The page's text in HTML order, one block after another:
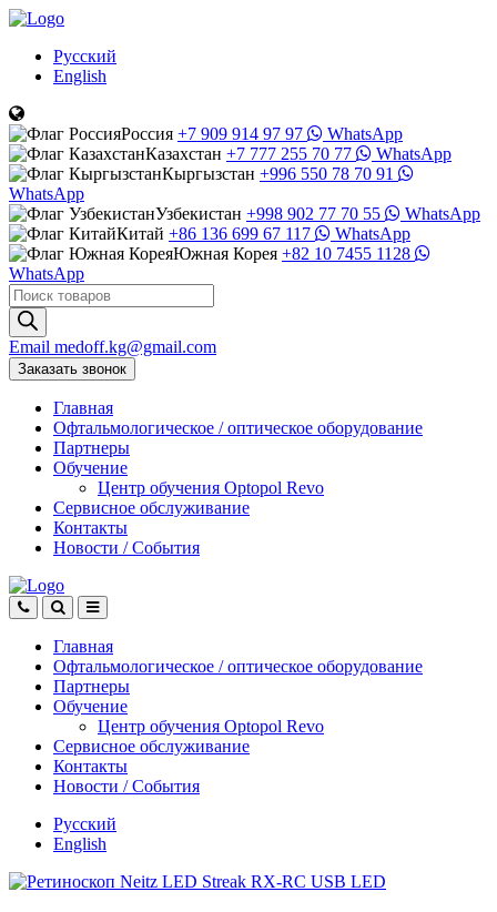
Русский
English
Россия +7 909 914 97 97
WhatsApp
Казахстан +7 777 255 70 77
WhatsApp
Кыргызстан +996 550 78 70 91
WhatsApp
Узбекистан +998 902 77 70 55
WhatsApp
Китай +86 136 699 67 117
WhatsApp
Южная Корея +82 10 7455 1128
WhatsApp
Поиск
товаров
Email medoff.kg@gmail.com
Заказать звонок
Главная
Офтальмологическое / оптическое оборудование
Партнеры
Обучение
Центр обучения Оptopol Revo
Сервисное обслуживание
Контакты
Новости / События
Главная
Офтальмологическое / оптическое оборудование
Партнеры
Обучение
Центр обучения Оptopol Revo
Сервисное обслуживание
Контакты
Новости / События
Русский
English